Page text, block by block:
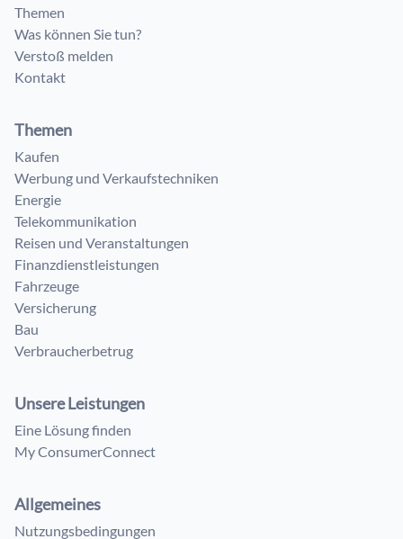
Themen
Was können Sie tun?
Verstoß melden
Kontakt
Themen
Kaufen
Werbung und Verkaufstechniken
Energie
Telekommunikation
Reisen und Veranstaltungen
Finanzdienstleistungen
Fahrzeuge
Versicherung
Bau
Verbraucherbetrug
Unsere Leistungen
Eine Lösung finden
My ConsumerConnect
Allgemeines
Nutzungsbedingungen